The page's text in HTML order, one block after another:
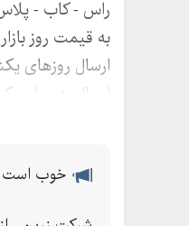
راس - کاب -
به قیمت روز بازار
ارسال روزهای
ارسال به سراسر
خوب است